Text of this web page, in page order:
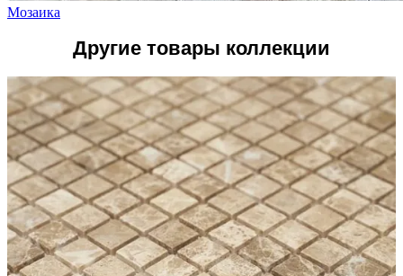
Мозаика
Другие товары коллекции